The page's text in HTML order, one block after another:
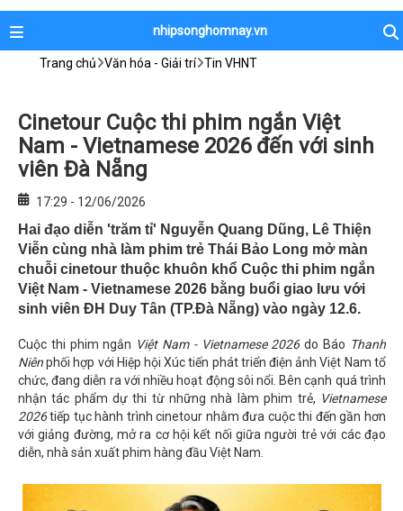
nhipsonghomnay.vn
Trang chủ Văn hóa - Giải trí Tin VHNT
Cinetour Cuộc thi phim ngắn Việt
Nam - Vietnamese 2026 đến với sinh
viên Đà Nẵng
17:29 - 12/06/2026
Hai đạo diễn 'trăm tỉ' Nguyễn Quang Dũng, Lê Thiện
Viễn cùng nhà làm phim trẻ Thái Bảo Long mở màn
chuỗi cinetour thuộc khuôn khổ Cuộc thi phim ngắn
Việt Nam - Vietnamese 2026 bằng buổi giao lưu với
sinh viên ĐH Duy Tân (TP.Đà Nẵng) vào ngày 12.6.
Cuộc thi phim ngắn Việt Nam - Vietnamese 2026do Báo Thanh
Niênphối hợp với Hiệp hội Xúc tiến phát triển điện ảnh Việt Nam tổ
chức, đang diễn ra với nhiều hoạt động sôi nổi. Bên cạnh quá trình
nhận tác phẩm dự thi từ những nhà làm phim trẻ, Vietnamese
2026tiếp tục hành trình cinetour nhằm đưa cuộc thi đến gần hơn
với giảng đường, mở ra cơ hội kết nối giữa người trẻ với các đạo
diễn, nhà sản xuất phim hàng đầu Việt Nam.